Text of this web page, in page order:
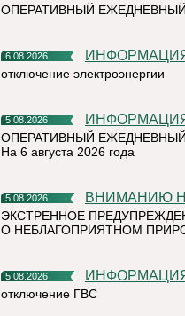
ОПЕРАТИВНЫЙ
6.08.2026
отключение электроэнергии
5.08.2026
ОПЕРАТИВНЫЙ
На 6 августа 2026 года
5.08.2026 ВНИМАНИЮ
ЭКСТРЕННОЕ
О НЕБЛАГОПРИЯТНОМ
5.08.2026
отключение ГВС